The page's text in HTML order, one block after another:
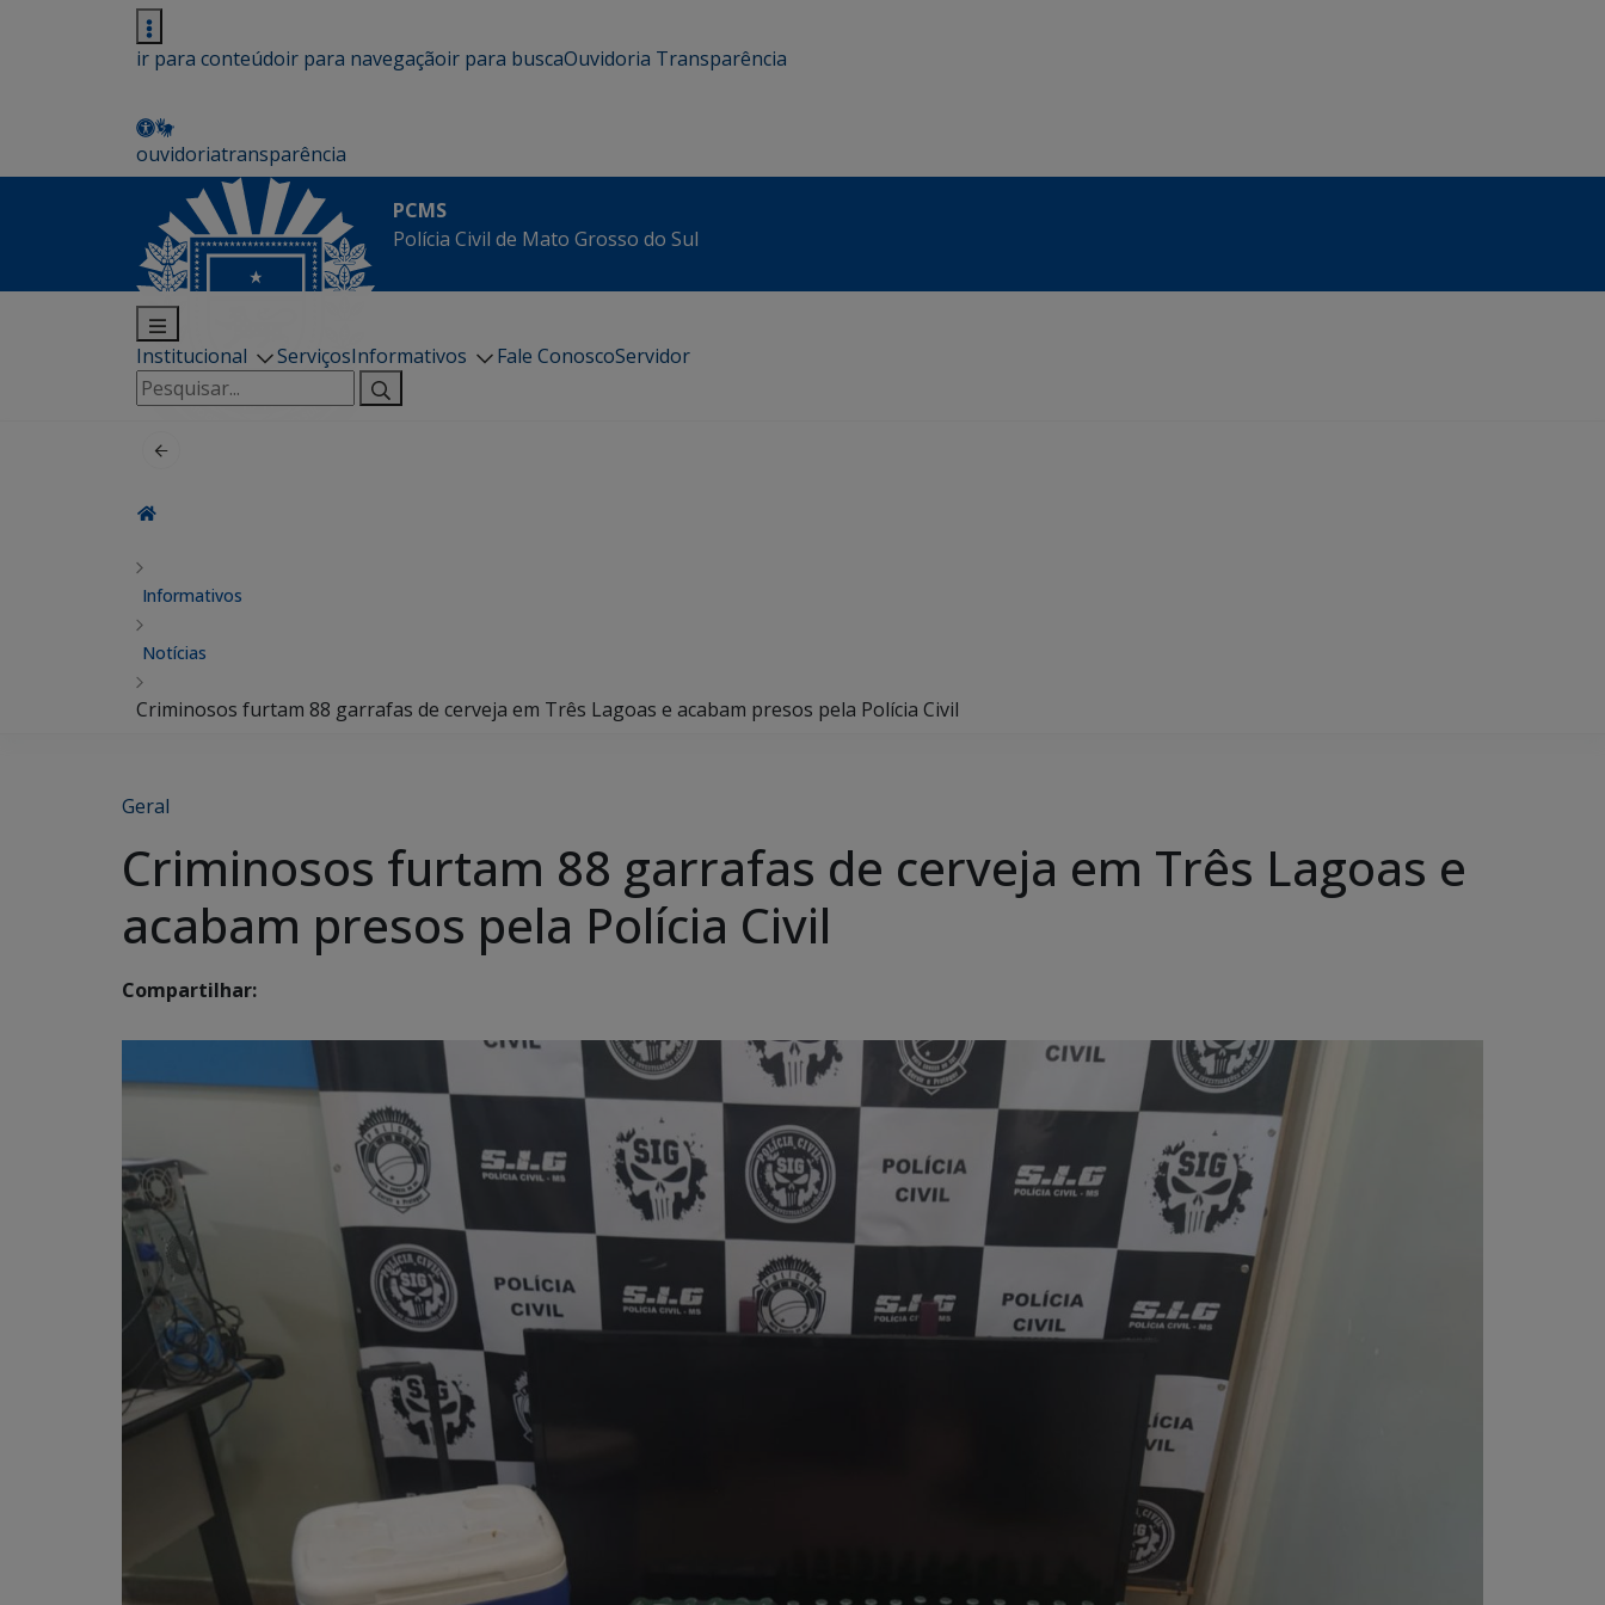
ir para conteúdoir para navegaçãoir para buscaOuvidoria Transparência
ouvidoriatransparência
PCMS
Polícia Civil de Mato Grosso do Sul
Institucional ServiçosInformativos Fale ConoscoServidor
Pesquisar
por:
Informativos
Notícias
Criminosos furtam 88 garrafas de cerveja em Três Lagoas e acabam presos pela Polícia Civil
Geral
Criminosos furtam 88 garrafas de cerveja em Três Lagoas e
acabam presos pela Polícia Civil
Compartilhar: